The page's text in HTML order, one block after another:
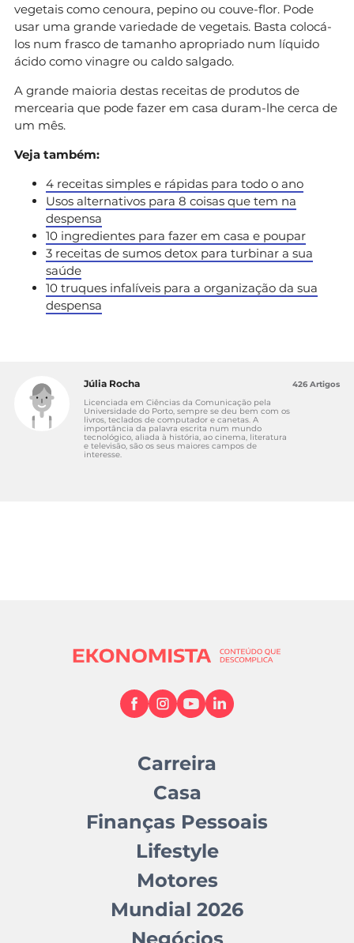
vegetais como cenoura, pepino ou couve-flor. Pode
usar uma grande variedade de vegetais. Basta colocá-
los num frasco de tamanho apropriado num líquido
ácido como vinagre ou caldo salgado.
A grande maioria destas receitas de produtos de
mercearia que pode fazer em casa duram-lhe cerca de
um mês.
Veja também:
4 receitas simples e rápidas para todo o ano
Usos alternativos para 8 coisas que tem na
despensa
10 ingredientes para fazer em casa e poupar
3 receitas de sumos detox para turbinar a sua
saúde
10 truques infalíveis para a organização da sua
despensa
Júlia Rocha
Licenciada em Ciências da Comunicação pela
Universidade do Porto, sempre se deu bem com os
livros, teclados de computador e canetas. A
importância da palavra escrita num mundo
tecnológico, aliada à história, ao cinema, literatura
e televisão, são os seus maiores campos de
interesse.
426 Artigos
Carreira
Casa
Finanças Pessoais
Lifestyle
Motores
Mundial 2026